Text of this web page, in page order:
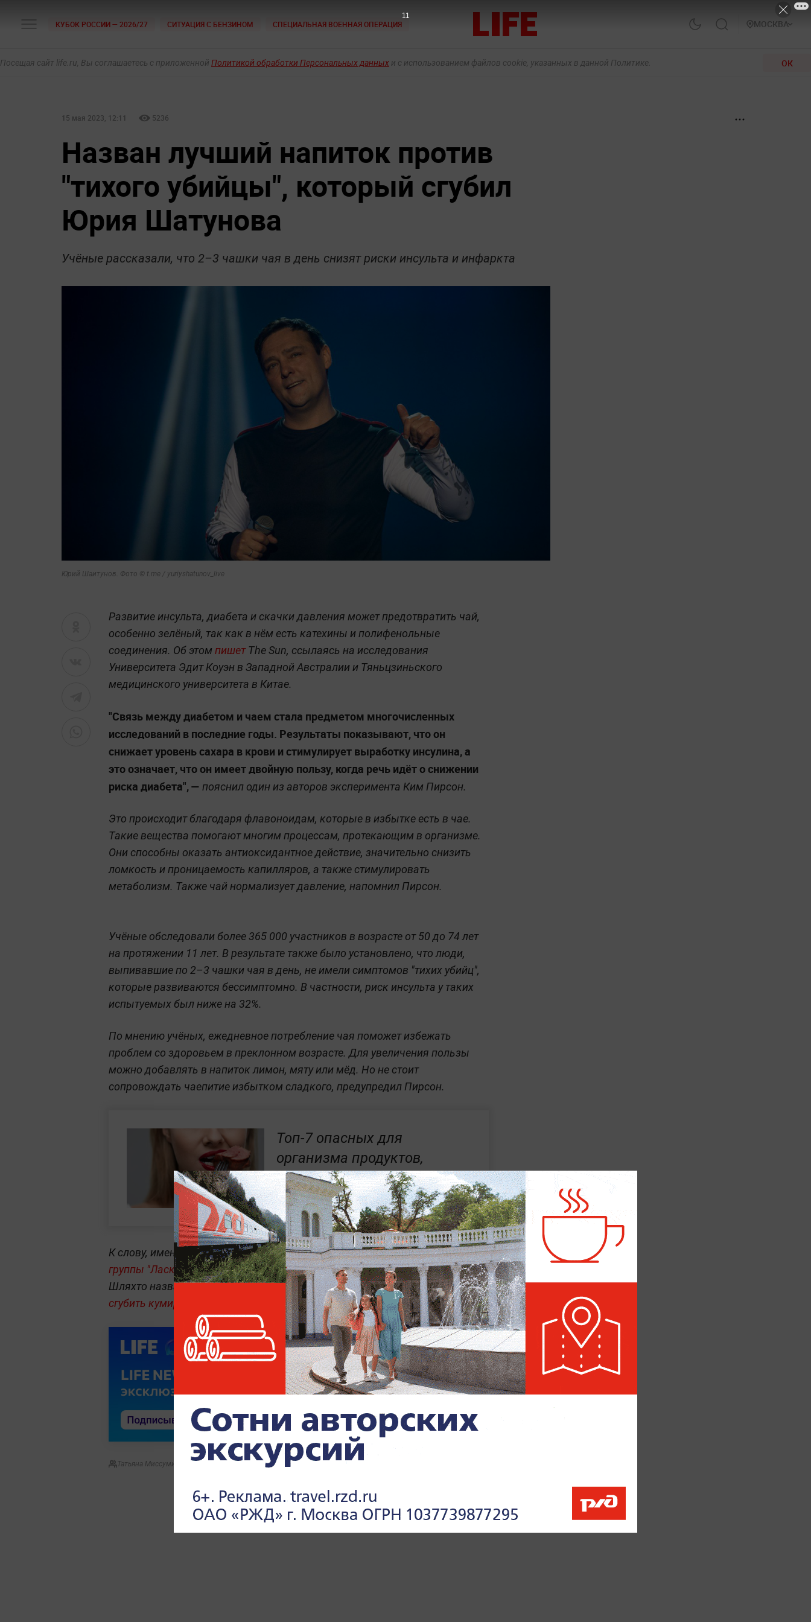
КУБОК РОССИИ — 2026/27 СИТУАЦИЯ С БЕНЗИНОМ СПЕЦИАЛЬНАЯ ВОЕННАЯ ОПЕРАЦИЯ МОСКВА
Посещая сайт life.ru, Вы соглашаетесь с приложенной Политикой обработки Персональных данных и с использованием файлов cookie, указанных в данной Политике. ОК
15 мая 2023, 12:11 5236
Назван лучший напиток против
"тихого убийцы", который сгубил
Юрия Шатунова
Учёные рассказали, что 2–3 чашки чая в день снизят риски инсульта и инфаркта
Юрий Шаитунов. Фото © t.me / yuriyshatunov_live
Развитие инсульта, диабета и скачки давления может предотвратить чай,
особенно зелёный, так как в нём есть катехины и полифенольные
соединения. Об этом пишетThe Sun, ссылаясь на исследования
Университета Эдит Коуэн в Западной Австралии и Тяньцзиньского
медицинского университета в Китае.
"Связь между диабетом и чаем стала предметом многочисленных
исследований в последние годы. Результаты показывают, что он
снижает уровень сахара в крови и стимулирует выработку инсулина, а
это означает, что он имеет двойную пользу, когда речь идёт о снижении
риска диабета",— пояснил один из авторов эксперимента Ким Пирсон.
Это происходит благодаря флавоноидам, которые в избытке есть в чае.
Такие вещества помогают многим процессам, протекающим в организме.
Они способны оказать антиоксидантное действие, значительно снизить
ломкость и проницаемость капилляров, а также стимулировать
метаболизм. Также чай нормализует давление, напомнил Пирсон.
Учёные обследовали более 365 000 участников в возрасте от 50 до 74 лет
на протяжении 11 лет. В результате также было установлено, что люди,
выпивавшие по 2–3 чашки чая в день, не имели симптомов "тихих убийц",
которые развиваются бессимптомно. В частности, риск инсульта у таких
испытуемых был ниже на 32%.
По мнению учёных, ежедневное потребление чая поможет избежать
проблем со здоровьем в преклонном возрасте. Для увеличения пользы
можно добавлять в напиток лимон, мяту или мёд. Но не стоит
сопровождать чаепитие избытком сладкого, предупредил Пирсон.
Топ-7 опасных для
организма продуктов,
которые нужно немедленно
убрать из рациона
К слову, именно обширный инфаркт миокарда забрал жизнь экс-солиста
группы "Ласковый май" Юрия Шатуновапрошлым летом. Кардиолог
Шляхто назвалфатальные ошибки при "тихом убийце", которые могли
сгубить кумира 90-х
Татьяна Миссуми
10